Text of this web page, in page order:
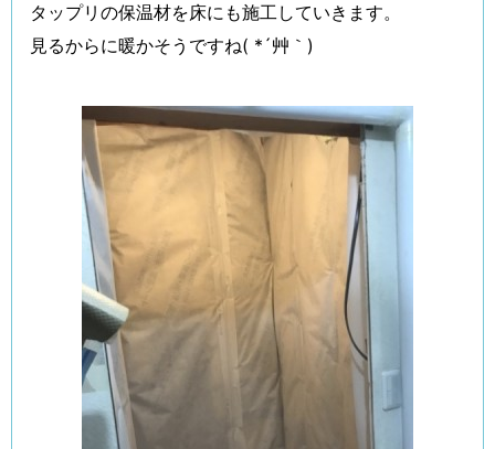
タップリの保温材を床にも施工していきます。
見るからに暖かそうですね( *´艸｀)